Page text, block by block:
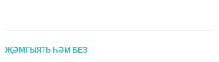
ҖӘМГЫЯТЬ ҺӘМ БЕЗ